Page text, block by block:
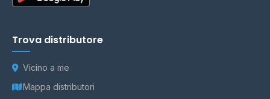
Trova distributore
Vicino a me
Mappa distributori